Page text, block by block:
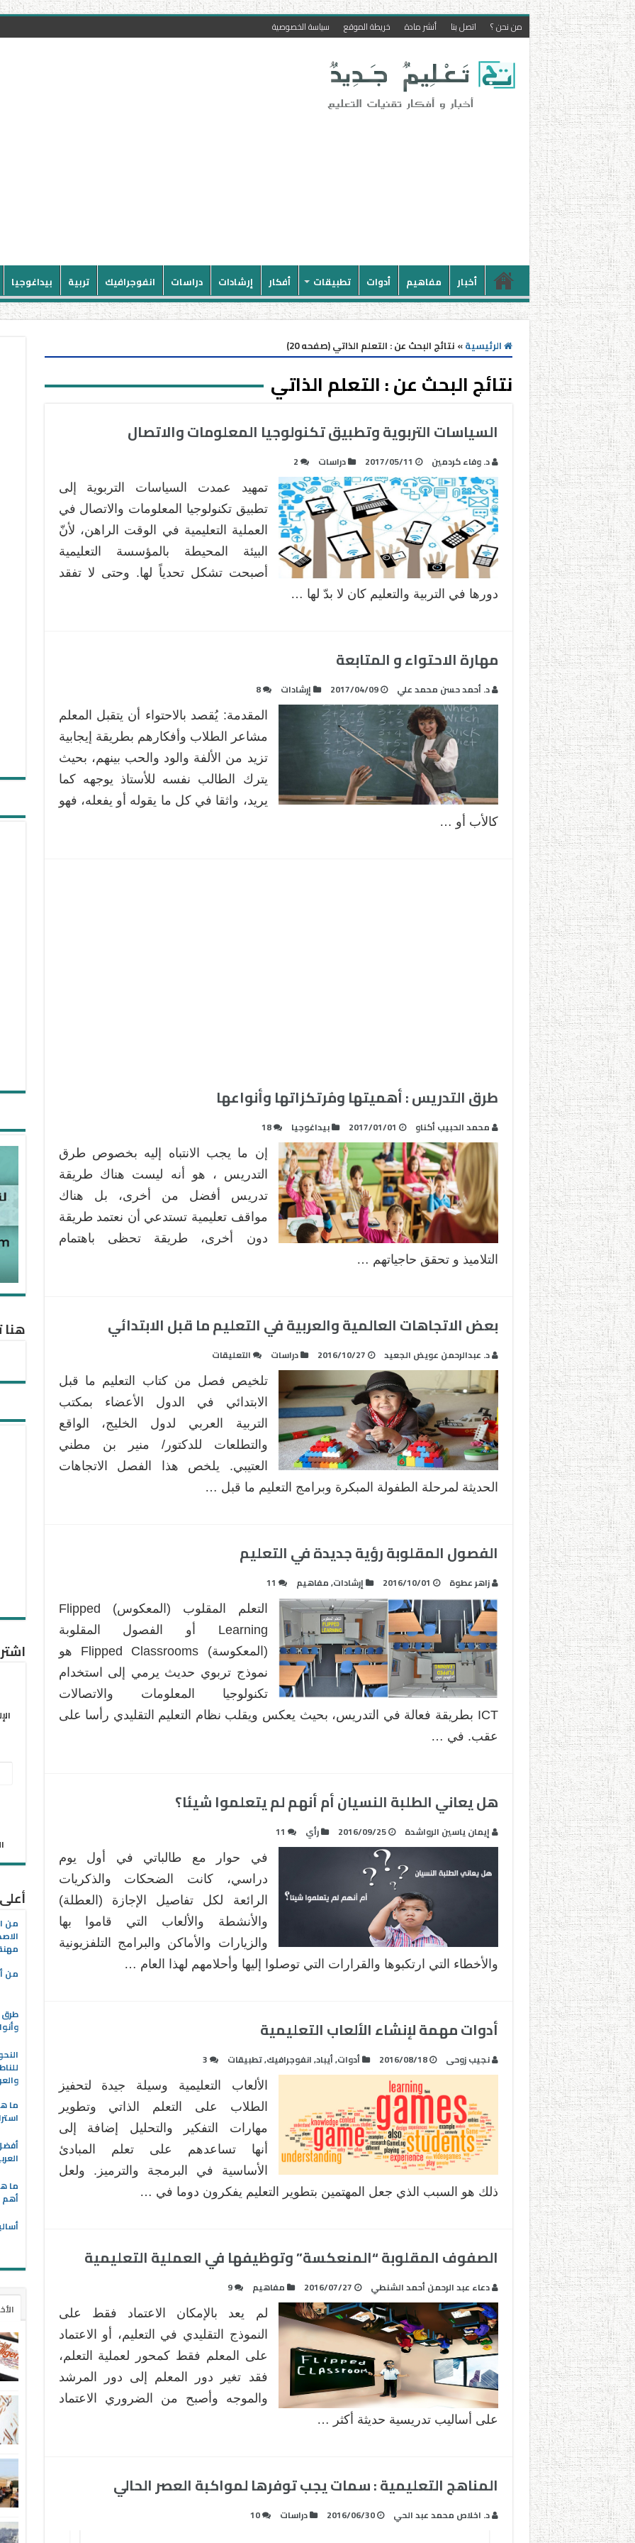
من نحن ؟ اتصل بنا أنشر مادة خريطة الموقع سياسة الخصوصية
أخبار مفاهيم أدوات تطبيقات أفكار إرشادات دراسات انفوجرافيك تربية بيداغوجيا
الرئيسية» نتائج البحث عن : التعلم الذاتي (صفحه 20)
نتائج البحث عن :التعلم الذاتي
السياسات التربوية وتطبيق تكنولوجيا المعلومات والاتصال
د. وفاء كردمين 2017/05/11 دراسات 2
تمهيد عمدت السياسات التربوية إلى
تطبيق تكنولوجيا المعلومات والاتصال في
العملية التعليمية في الوقت الراهن، لأنّ
البيئة المحيطة بالمؤسسة التعليمية
أصبحت تشكل تحدياً لها. وحتى لا تفقد
دورها في التربية والتعليم كان لا بدّ لها …
مهارة الاحتواء و المتابعة
د. أحمد حسن محمد علي 2017/04/09 إرشادات 8
المقدمة: يُقصد بالاحتواء أن يتقبل المعلم
مشاعر الطلاب وأفكارهم بطريقة إيجابية
تزيد من الألفة والود والحب بينهم، بحيث
يترك الطالب نفسه للأستاذ يوجهه كما
يريد، واثقا في كل ما يقوله أو يفعله، فهو
كالأب أو …
طرق التدريس : أهميتها ومُرتكزاتها وأنواعها
محمد الحبيب أكناو 2017/01/01 بيداغوجيا 18
إن ما يجب الانتباه إليه بخصوص طرق
التدريس ، هو أنه ليست هناك طريقة
تدريس أفضل من أخرى، بل هناك
مواقف تعليمية تستدعي أن نعتمد طريقة
دون أخرى، طريقة تحظى باهتمام
التلاميذ و تحقق حاجياتهم …
بعض الاتجاهات العالمية والعربية في التعليم ما قبل الابتدائي
د. عبدالرحمن عويض الجعيد 2016/10/27 دراسات التعليقات
الاتجاهات
العالمية
والعربية
في
التعليم
ما
تلخيص فصل من كتاب التعليم ما قبل
الابتدائي في الدول الأعضاء بمكتب
التربية العربي لدول الخليج، الواقع
والتطلعات للدكتور/ منير بن مطني
العتيبي. يلخص هذا الفصل الاتجاهات
الحديثة لمرحلة الطفولة المبكرة وبرامج التعليم ما قبل …
الفصول المقلوبة رؤية جديدة في التعليم
زاهر عطوة 2016/10/01 إرشادات,مفاهيم 11
التعلم المقلوب (المعكوس) Flipped
Learning أو الفصول المقلوبة
(المعكوسة) Flipped Classrooms هو
نموذج تربوي حديث يرمي إلى استخدام
تكنولوجيا المعلومات والاتصالات
ICT بطريقة فعالة في التدريس، بحيث يعكس ويقلب نظام التعليم التقليدي رأسا على
عقب. في …
هل يعاني الطلبة النسيان أم أنهم لم يتعلموا شيئا؟
إيمان ياسين الرواشدة 2016/09/25 رأي 11
في حوار مع طالباتي في أول يوم
دراسي، كانت الضحكات والذكريات
الرائعة لكل تفاصيل الإجازة (العطلة)
والأنشطة والألعاب التي قاموا بها
والزيارات والأماكن والبرامج التلفزيونية
والأخطاء التي ارتكبوها والقرارات التي توصلوا إليها وأحلامهم لهذا العام …
أدوات مهمة لإنشاء الألعاب التعليمية
نجيب زوحى 2016/08/18 أدوات,أيباد,انفوجرافيك,تطبيقات 3
الألعاب التعليمية وسيلة جيدة لتحفيز
الطلاب على التعلم الذاتي وتطوير
مهارات التفكير والتحليل إضافة إلى
أنها تساعدهم على تعلم المبادئ
الأساسية في البرمجة والترميز. ولعل
ذلك هو السبب الذي جعل المهتمين بتطوير التعليم يفكرون دوما في …
الصفوف المقلوبة “المنعكسة” وتوظيفها في العملية التعليمية
دعاء عبد الرحمن أحمد الشنطي 2016/07/27 مفاهيم 9
لم يعد بالإمكان الاعتماد فقط على
النموذج التقليدي في التعليم، أو الاعتماد
على المعلم فقط كمحور لعملية التعلم،
فقد تغير دور المعلم إلى دور المرشد
والموجه وأصبح من الضروري الاعتماد
على أساليب تدريسية حديثة أكثر …
المناهج التعليمية : سمات يجب توفرها لمواكبة العصر الحالي
د. اخلاص محمد عبد الحي 2016/06/30 دراسات 10
هنا
من
من
طرق
ما
ما
أهم